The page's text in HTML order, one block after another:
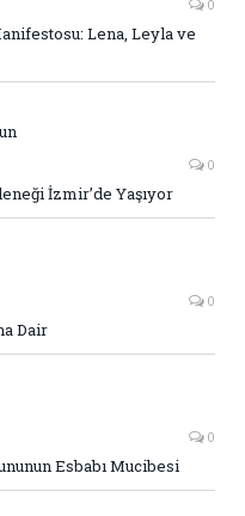
0
Lena, Leyla ve
0
İzmir’de Yaşıyor
0
Dair
0
Esbabı Mucibesi